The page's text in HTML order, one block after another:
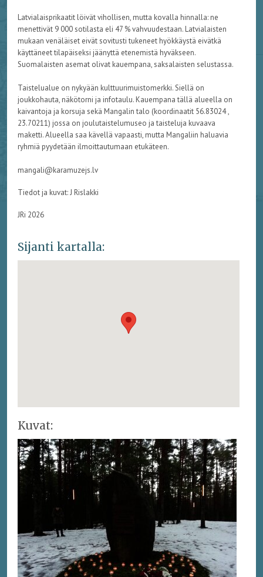
Latvialaisprikaatit löivät vihollisen, mutta kovalla hinnalla: ne
menettivät 9 000 sotilasta eli 47 % vahvuudestaan. Latvialaisten
mukaan venäläiset eivät sovitusti tukeneet hyökkäystä eivätkä
käyttäneet tilapäiseksi jäänyttä etenemistä hyväkseen.
Suomalaisten asemat olivat kauempana, saksalaisten selustassa.
Taistelualue on nykyään kulttuurimuistomerkki. Siellä on
joukkohauta, näkötorni ja infotaulu. Kauempana tällä alueella on
kaivantoja ja korsuja sekä Mangalin talo (koordinaatit 56.83024 ,
23.70211) jossa on joulutaistelumuseo ja taisteluja kuvaava
maketti. Alueella saa kävellä vapaasti, mutta Mangaliin haluavia
ryhmiä pyydetään ilmoittautumaan etukäteen.
mangali@karamuzejs.lv
Tiedot ja kuvat: J Rislakki
JRi 2026
Sijanti kartalla:
Kuvat: